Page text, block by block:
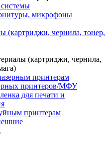
микрофоны
(картриджи, чернила, тонер,
(картриджи, чернила,
принтерам
принтеров/МФУ
для печати и
принтерам